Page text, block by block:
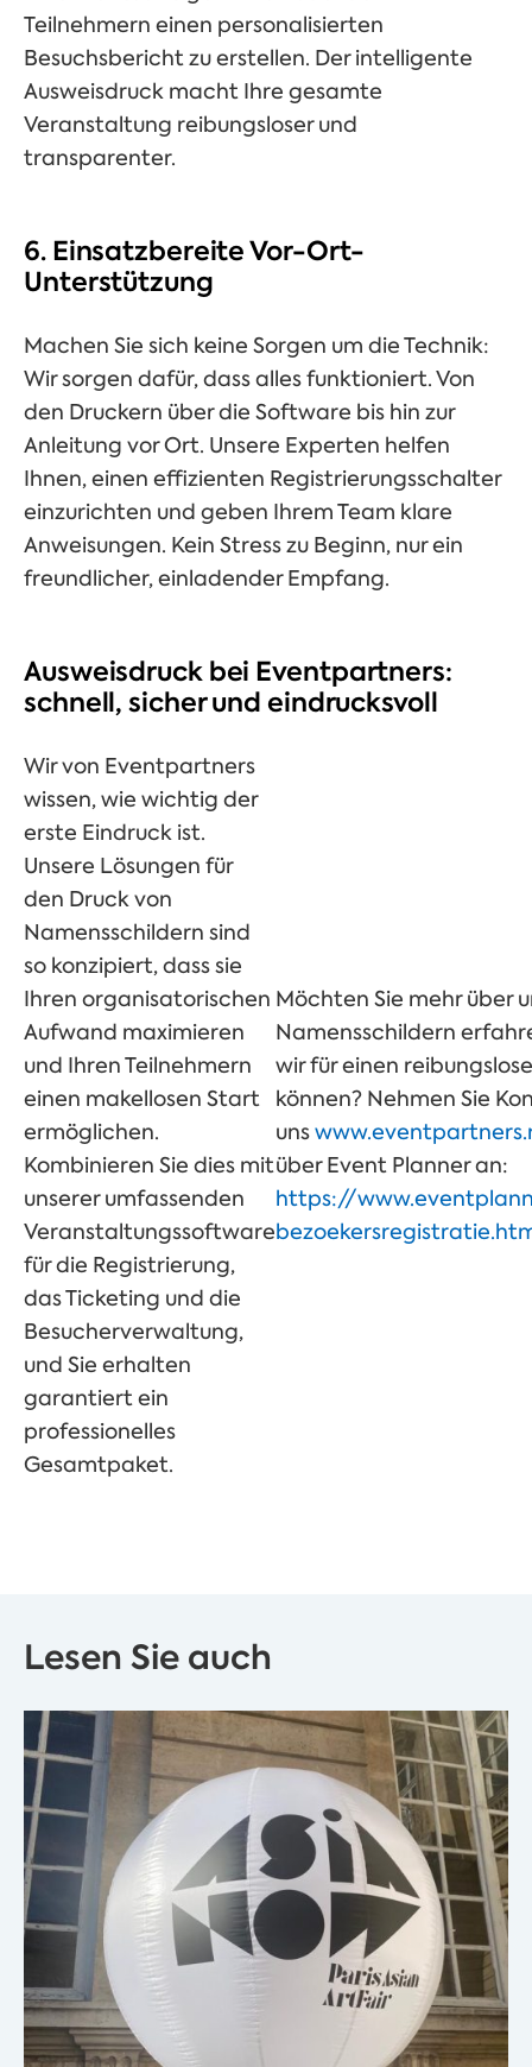
Teilnehmern einen personalisierten
Besuchsbericht zu erstellen. Der intelligente
Ausweisdruck macht Ihre gesamte
Veranstaltung reibungsloser und
transparenter.
6. Einsatzbereite Vor-Ort-
Unterstützung
Machen Sie sich keine Sorgen um die Technik:
Wir sorgen dafür, dass alles funktioniert. Von
den Druckern über die Software bis hin zur
Anleitung vor Ort. Unsere Experten helfen
Ihnen, einen effizienten Registrierungsschalter
einzurichten und geben Ihrem Team klare
Anweisungen. Kein Stress zu Beginn, nur ein
freundlicher, einladender Empfang.
Ausweisdruck bei Eventpartners:
schnell, sicher und eindrucksvoll
Wir von Eventpartners
wissen, wie wichtig der
erste Eindruck ist.
Unsere Lösungen für
den Druck von
Namensschildern sind
so konzipiert, dass sie
Ihren organisatorischen
Aufwand maximieren
und Ihren Teilnehmern
einen makellosen Start
ermöglichen.
Kombinieren Sie dies mit
unserer umfassenden
Veranstaltungssoftware
für die Registrierung,
das Ticketing und die
Besucherverwaltung,
und Sie erhalten
garantiert ein
professionelles
Gesamtpaket.
Möchten Sie mehr über
Namensschildern
wir für einen
können? Nehmen Sie
uns
über Event Planner an:
https://
Lesen Sie auch